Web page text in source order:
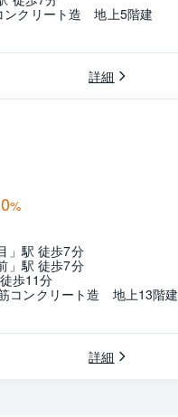
ンクリート造　地上5階建
詳細
%
」駅 徒歩7分
」駅 徒歩7分
歩11分
コンクリート造　地上13階建
詳細